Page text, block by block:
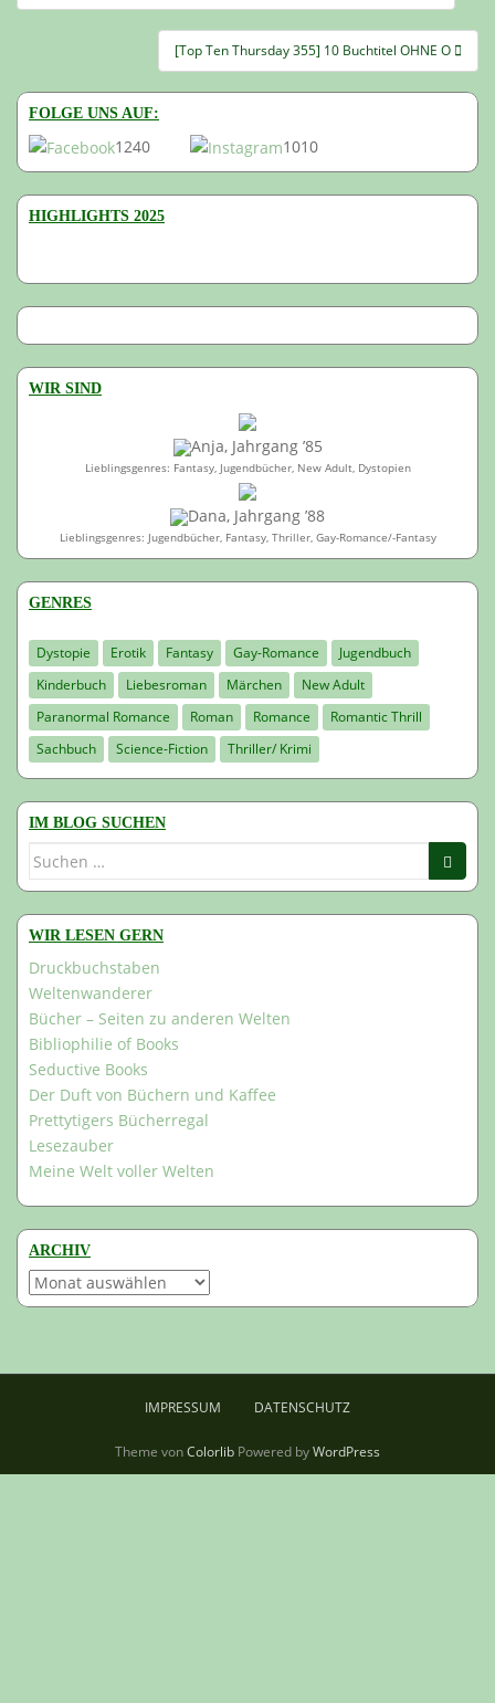
[Top Ten Thursday 355] 10 Buchtitel OHNE O
FOLGE UNS AUF:
1240 1010
HIGHLIGHTS 2025
WIR SIND
Anja, Jahrgang ’85
Lieblingsgenres: Fantasy, Jugendbücher, New Adult, Dystopien
Dana, Jahrgang ’88
Lieblingsgenres: Jugendbücher, Fantasy, Thriller, Gay-Romance/-Fantasy
GENRES
Dystopie Erotik Fantasy Gay-Romance
Jugendbuch
Kinderbuch
Liebesroman Märchen
New Adult
Paranormal Romance
Roman Romance
Romantic Thrill
Sachbuch
Science-Fiction Thriller/ Krimi
IM BLOG SUCHEN
Suchen
WIR LESEN GERN
Druckbuchstaben
Weltenwanderer
Bücher – Seiten zu anderen Welten
Bibliophilie of Books
Seductive Books
Der Duft von Büchern und Kaffee
Prettytigers Bücherregal
Lesezauber
Meine Welt voller Welten
ARCHIV
Archiv
IMPRESSUM DATENSCHUTZ
Theme vonColorlib Powered byWordPress